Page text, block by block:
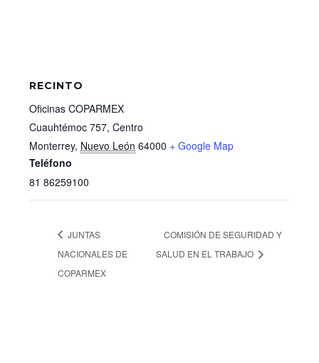
RECINTO
Oficinas COPARMEX
Cuauhtémoc 757, Centro
Monterrey, Nuevo León 64000 + Google Map
Teléfono
81 86259100
JUNTAS
NACIONALES DE
COPARMEX
COMISIÓN DE SEGURIDAD Y
SALUD EN EL TRABAJO